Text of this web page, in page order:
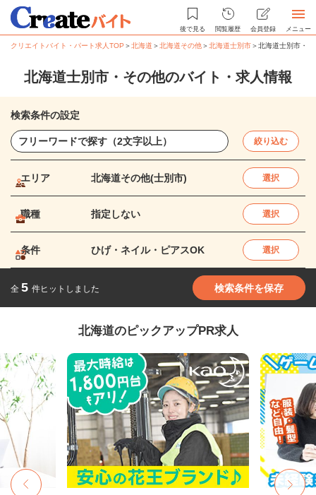
後で見る 閲覧履歴 会員登録 メニュー
クリエイトバイト・パート求人TOP ＞北海道 ＞北海道その他＞北海道士別市＞北海道士別市・
北海道士別市・その他のバイト・求人情報
検索条件の設定
絞り込む
エリア 北海道その他(士別市) 選択
職種 指定しない 選択
条件 ひげ・ネイル・ピアスOK 選択
全 5 件ヒットしました 検索条件を保存
北海道のピックアップPR求人